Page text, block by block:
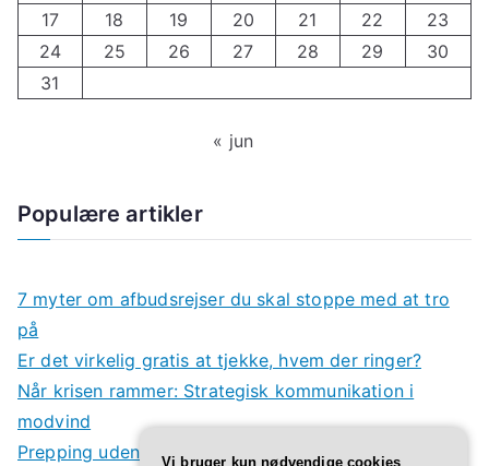
17
18 19 20 21 22
23
24
25 26 27 28 29
30
31
« jun
Populære artikler
7 myter om afbudsrejser du skal stoppe med at tro
på
Er det virkelig gratis at tjekke, hvem der ringer?
Når krisen rammer: Strategisk kommunikation i
modvind
Prepping uden panik: Spar penge og vær forberedt
Vi bruger kun nødvendige cookies